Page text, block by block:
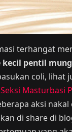
terhangat
pentil
coli, lihat
Masturbasi
aksi nakal
di share di